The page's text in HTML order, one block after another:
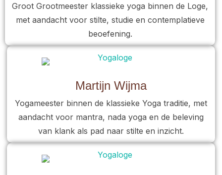
Groot Grootmeester klassieke yoga binnen de Loge,
met aandacht voor stilte, studie en contemplatieve
beoefening.
Martijn Wijma
Yogameester binnen de klassieke Yoga traditie, met
aandacht voor mantra, nada yoga en de beleving
van klank als pad naar stilte en inzicht.